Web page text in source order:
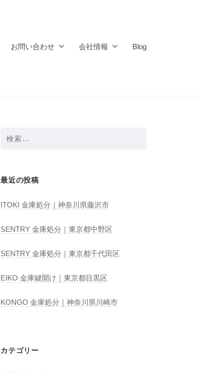
お問い合わせ 会社情報 Blog
検
最近の投稿
ITOKI 金庫処分｜神奈川県藤沢市
SENTRY 金庫処分｜東京都中野区
SENTRY 金庫処分｜東京都千代田区
EIKO 金庫鍵開け｜東京都目黒区
KONGO 金庫処分｜神奈川県川崎市
カテゴリー